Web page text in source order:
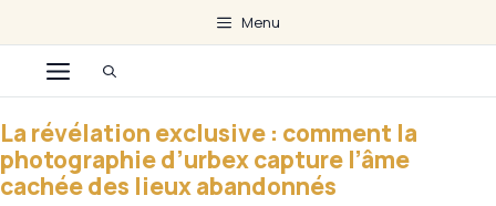
au
contenu
Menu
Menu
La révélation exclusive : comment la
photographie d’urbex capture l’âme
cachée des lieux abandonnés